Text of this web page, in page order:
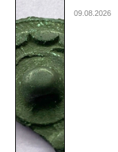
09.08.2026